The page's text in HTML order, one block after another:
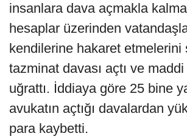
insanlara dava açmakla
hesaplar üzerinden
kendilerine hakaret etmelerini
tazminat davası açtı ve
uğrattı. İddiaya göre 25 bine
avukatın açtığı davalardan
para kaybetti.